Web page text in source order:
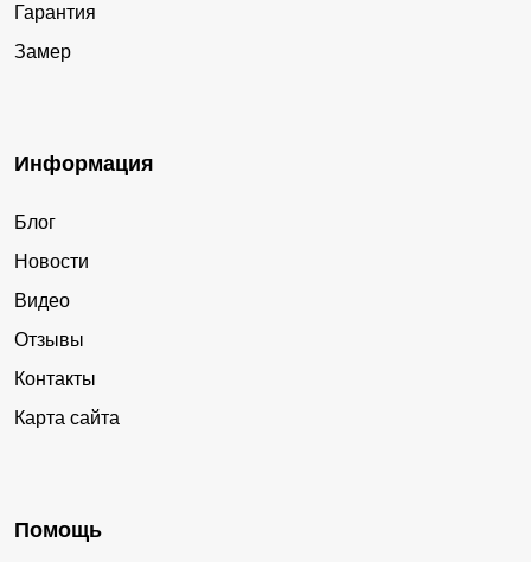
Гарантия
Замер
Информация
Блог
Новости
Видео
Отзывы
Контакты
Карта сайта
Помощь